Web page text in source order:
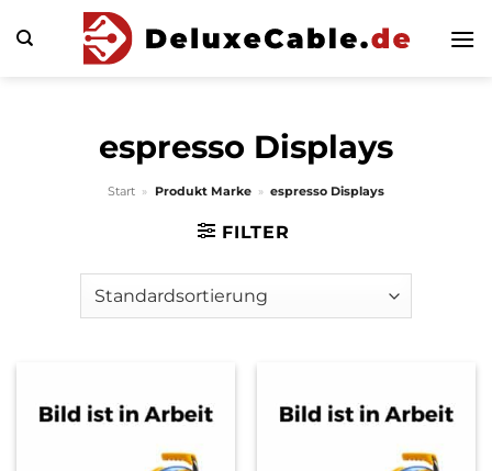
Inhalt
espresso Displays
Start » Produkt Marke » espresso Displays
FILTER